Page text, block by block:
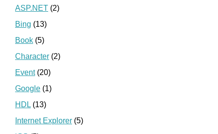
ASP.NET (2)
Bing (13)
Book (5)
Character (2)
Event(20)
Google (1)
HDL (13)
Internet Explorer (5)